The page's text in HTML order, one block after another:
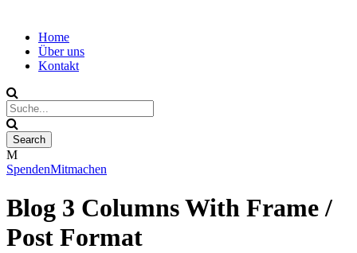
Home
Über uns
Kontakt
SpendenMitmachen
Blog 3 Columns With Frame /
Post Format